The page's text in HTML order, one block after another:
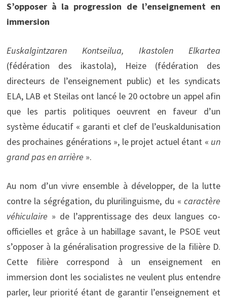
S’opposer à la progression de l’enseignement en
immersion
Euskalgintzaren Kontseilua, Ikastolen Elkartea
(fédération des ikastola), Heize (fédération des
directeurs de l’enseignement public) et les syndicats
ELA, LAB et Steilas ont lancé le 20 octobre un appel afin
que les partis politiques oeuvrent en faveur d’un
système éducatif « garanti et clef de l’euskaldunisation
des prochaines générations », le projet actuel étant « un
grand pas en arrière ».
Au nom d’un vivre ensemble à développer, de la lutte
contre la ségrégation, du plurilinguisme, du «caractère
véhiculaire » de l’apprentissage des deux langues co-
officielles et grâce à un habillage savant, le PSOE veut
s’opposer à la généralisation progressive de la filière D.
Cette filière correspond à un enseignement en
immersion dont les socialistes ne veulent plus entendre
parler, leur priorité étant de garantir l’enseignement et